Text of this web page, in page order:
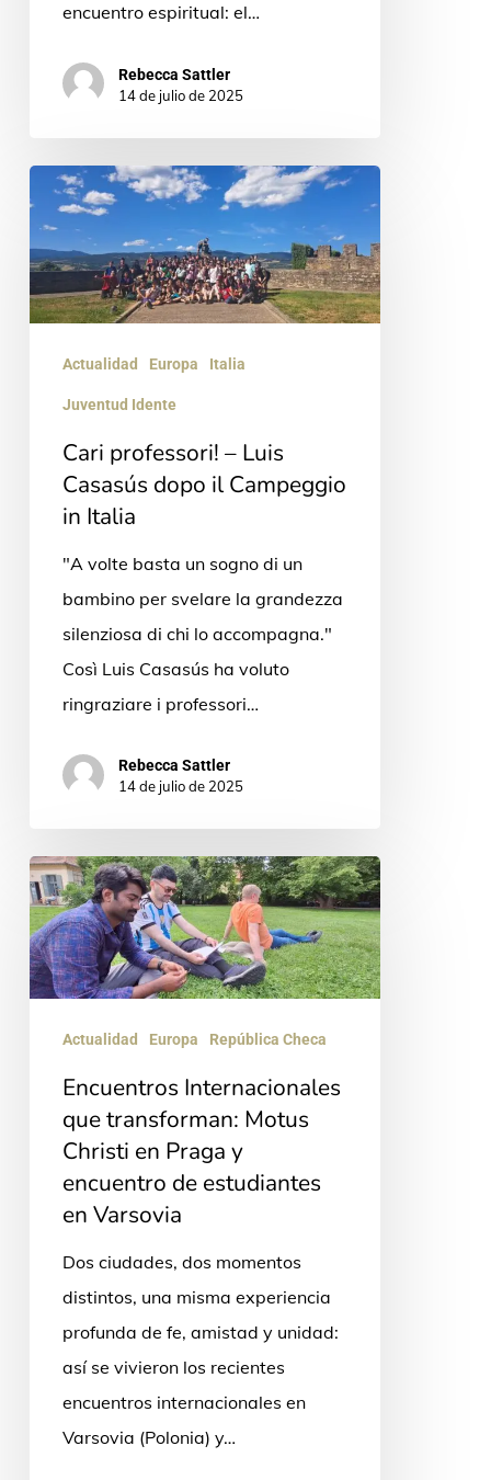
encuentro espiritual: el…
Rebecca Sattler
14 de julio de 2025
Cari
professori!
–
Luis
Casasús
dopo
in Italia
Actualidad Europa Italia
Juventud Idente
Cari professori! – Luis
Casasús dopo il Campeggio
in Italia
"A volte basta un sogno di un
bambino per svelare la grandezza
silenziosa di chi lo accompagna."
Così Luis Casasús ha voluto
ringraziare i professori…
Rebecca Sattler
14 de julio de 2025
Encuentros
Internacionales
que
transforman:
Christi
Praga
encuentro
estudiantes
Varsovia
Actualidad Europa República Checa
Encuentros Internacionales
que transforman: Motus
Christi en Praga y
encuentro de estudiantes
en Varsovia
Dos ciudades, dos momentos
distintos, una misma experiencia
profunda de fe, amistad y unidad:
así se vivieron los recientes
encuentros internacionales en
Varsovia (Polonia) y…